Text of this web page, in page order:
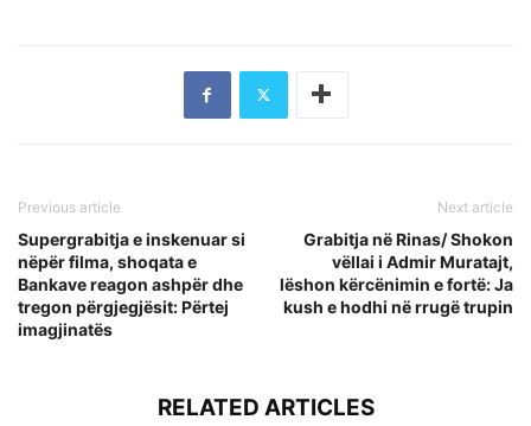
Previous article
Supergrabitja e inskenuar si
nëpër filma, shoqata e
Bankave reagon ashpër dhe
tregon përgjegjësit: Përtej
imagjinatës
Next article
Grabitja në Rinas/ Shokon
vëllai i Admir Muratajt,
lëshon kërcënimin e fortë: Ja
kush e hodhi në rrugë trupin
RELATED ARTICLES